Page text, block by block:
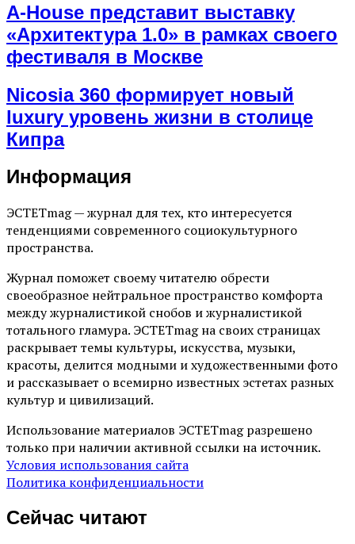
A-House представит выставку
«Архитектура 1.0» в рамках своего
фестиваля в Москве
Nicosia 360 формирует новый
luxury уровень жизни в столице
Кипра
Информация
ЭСТЕТmag — журнал для тех, кто интересуется
тенденциями современного социокультурного
пространства.
Журнал поможет своему читателю обрести
своеобразное нейтральное пространство комфорта
между журналистикой снобов и журналистикой
тотального гламура. ЭСТЕТmag на своих страницах
раскрывает темы культуры, искусства, музыки,
красоты, делится модными и художественными фото
и рассказывает о всемирно известных эстетах разных
культур и цивилизаций.
Использование материалов ЭСТЕТmag разрешено
только при наличии активной ссылки на источник.
Условия использования сайта
Политика конфиденциальности
Сейчас читают